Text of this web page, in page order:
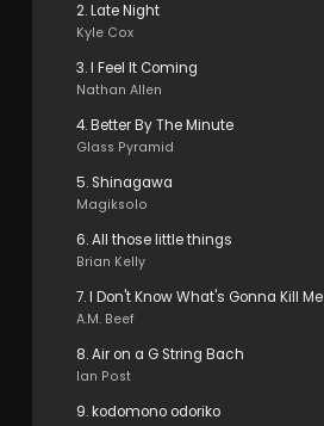
2. Late Night
Kyle Cox
3. I Feel It Coming
Nathan Allen
4. Better By The Minute
Glass Pyramid
5. Shinagawa
Magiksolo
6. All those little things
Brian Kelly
7. I Don't Know What's Gonna Kill Me
A.M. Beef
8. Air on a G String Bach
Ian Post
9. kodomono odoriko